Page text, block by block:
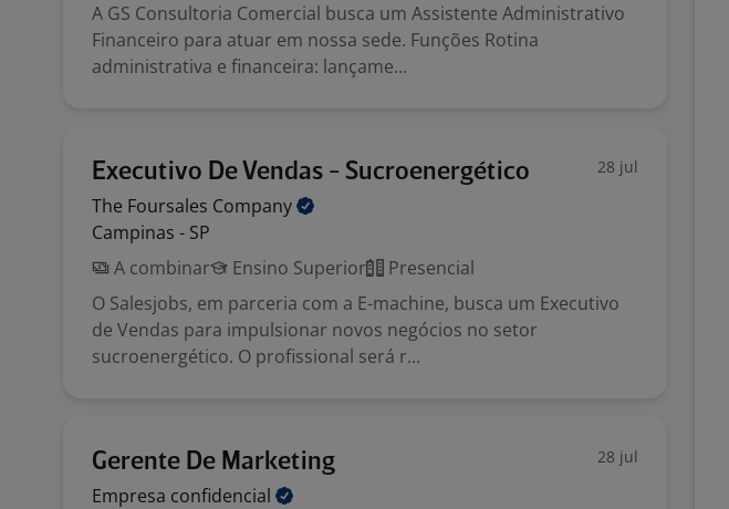
A GS Consultoria Comercial busca um Assistente Administrativo
Financeiro para atuar em nossa sede. Funções Rotina
administrativa e financeira: lançame...
Executivo De Vendas - Sucroenergético 28 jul
The Foursales Company
Campinas - SP
A combinar
Ensino Superior
Presencial
O Salesjobs, em parceria com a E-machine, busca um Executivo
de Vendas para impulsionar novos negócios no setor
sucroenergético. O profissional será r...
Gerente De Marketing 28 jul
Empresa confidencial